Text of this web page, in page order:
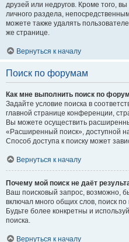
друзей или недругов. Кроме того,
личного раздела,
можете также удалять
же странице.
Вернуться к началу
Поиск по форумам
Как мне выполнить поиск по
Задайте условие поиска в
главной странице конференции,
Вы можете осуществить
«Расширенный поиск», доступной
Способ доступа к поиску может
Вернуться к началу
Почему мой поиск не даёт
Ваш поисковый запрос, возможно,
включал много общих слов, поиск
Будьте более конкретны и
поиска.
Вернуться к началу